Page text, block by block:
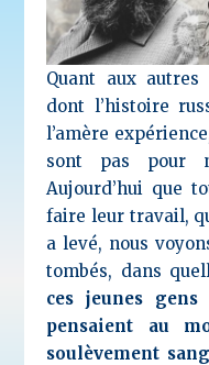
Quant aux
dont l’histoire
l’amère
sont pas pour
Aujourd’hui que
faire leur travail,
a levé, nous
tombés, dans
ces jeunes gens
pensaient au
soulèvement